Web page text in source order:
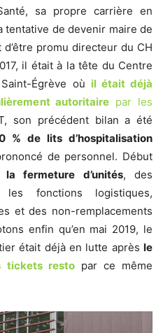
sa propre carrière en
tentative de devenir maire de
promu directeur du CH
il était à la tête du Centre
Égrève où il était déjà
autoritaire par les
son précédent bilan a été
% de lits d’hospitalisation
de personnel. Début
la fermeture d’unités, des
fonctions logistiques,
et des non-remplacements
enfin qu’en mai 2019, le
était déjà en lutte après le
tickets restopar ce même